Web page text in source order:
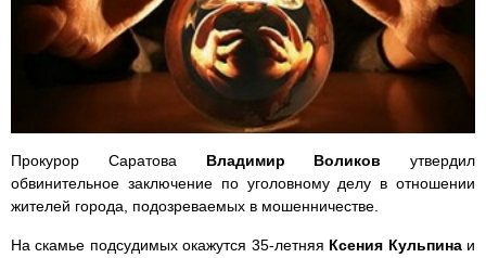
Прокурор Саратова Владимир Воликов утвердил
обвинительное заключение по уголовному делу в отношении
жителей города, подозреваемых в мошенничестве.
На скамье подсудимых окажутся 35-летняя Ксения Кульпинаи